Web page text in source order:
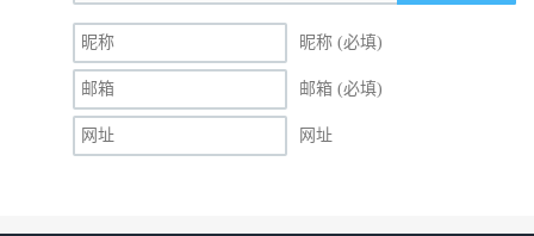
昵称 (必填)
邮箱 (必填)
网址